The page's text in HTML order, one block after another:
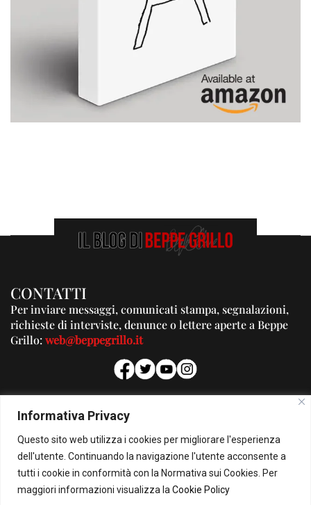
Informativa Privacy
Questo sito web utilizza i cookies per migliorare l'esperienza
dell'utente. Continuando la navigazione l'utente acconsente a
tutti i cookie in conformità con la Normativa sui Cookies. Per
maggiori informazioni visualizza la Cookie Policy
CONTATTI
Per inviare messaggi, comunicati stampa, segnalazioni,
richieste di interviste, denunce o lettere aperte a Beppe
Grillo:web@beppegrillo.it
PUBBLICITA'
Per la tua pubblicità su questo Blog:
pubblicita@beppegrillo.it